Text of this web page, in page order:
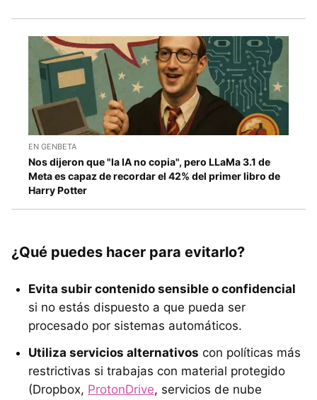
EN GENBETA
Nos dijeron que "la IA no copia", pero LLaMa 3.1 de
Meta es capaz de recordar el 42% del primer libro de
Harry Potter
¿Qué puedes hacer para evitarlo?
Evita subir contenido sensible o confidencial
si no estás dispuesto a que pueda ser
procesado por sistemas automáticos.
Utiliza servicios alternativos con políticas más
restrictivas si trabajas con material protegido
(Dropbox, ProtonDrive, servicios de nube